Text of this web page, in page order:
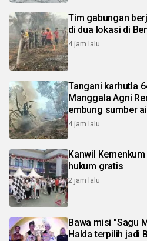
Tim gabungan
di dua lokasi di
4 jam lalu
Tangani karhutla
Manggala Agni
embung sumber
4 jam lalu
Kanwil
hukum gratis
2 jam lalu
Bawa misi "Sagu
Halda terpilih jadi